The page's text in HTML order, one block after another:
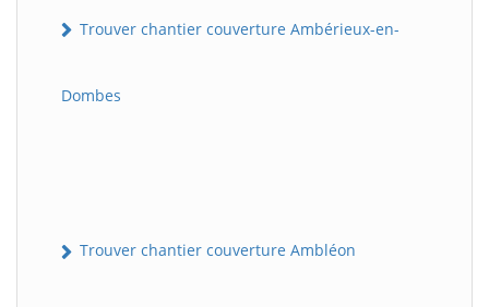
Trouver chantier couverture Ambérieux-en-
Dombes
Trouver chantier couverture Ambléon